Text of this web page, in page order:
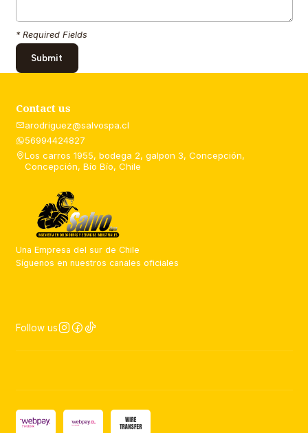
* Required Fields
Contact us
arodriguez@salvospa.cl
56994424827
Los carros 1955, bodega 2, galpon 3, Concepción,
Concepción, Bío Bío, Chile
Una Empresa del sur de Chile
Síguenos en nuestros canales oficiales
Follow us